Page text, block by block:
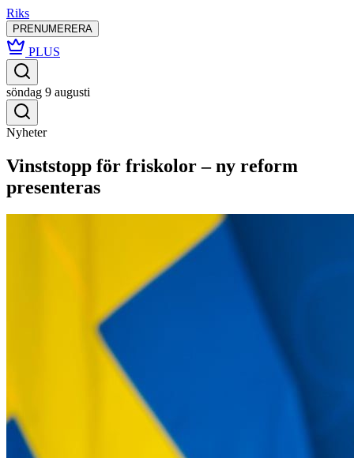
Riks
PRENUMERERA
PLUS
söndag 9 augusti
Nyheter
Vinststopp för friskolor – ny reform
presenteras